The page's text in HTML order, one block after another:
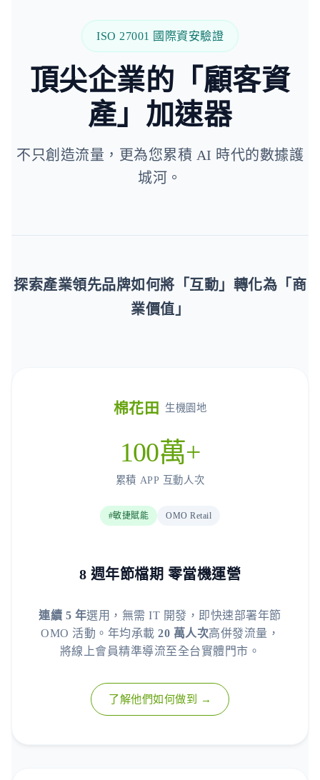
ISO 27001 國際資安驗證
頂尖企業的「顧客資
產」加速器
不只創造流量，更為您累積 AI 時代的數據護
城河。
探索產業領先品牌如何將「互動」轉化為「商
業價值」
棉花田 生機園地
100萬+
累積 APP 互動人次
#敏捷賦能 OMO Retail
8 週年節檔期 零當機運營
連續 5 年選用，無需 IT 開發，即快速部署年節
OMO 活動。年均承載 20 萬人次高併發流量，
將線上會員精準導流至全台實體門市。
了解他們如何做到 →